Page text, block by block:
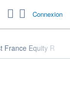
Connexion
France Equity R